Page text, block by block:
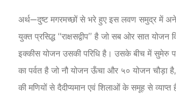
अर्थ—दुष्ट मगरमच्छों से भरे हुए इस लवण समुद्र में
युक्त प्रसिद्ध ‘‘राक्षसद्वीप’’ है जो सब ओर सात
इक्कीस योजन उसकी परिधि है। उसके बीच में सुमेरु
का पर्वत है जो नौ योजन ऊँचा और ५० योजन चौड़ा है,
की मणियों से दैदीप्यमान एवं शिलाओं के समूह से व्याप्त